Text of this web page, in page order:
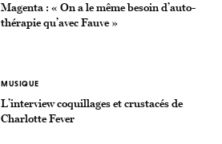
Magenta : « On a le même besoin d’auto-
thérapie qu’avec Fauve »
MUSIQUE
L’interview coquillages et crustacés de
Charlotte Fever